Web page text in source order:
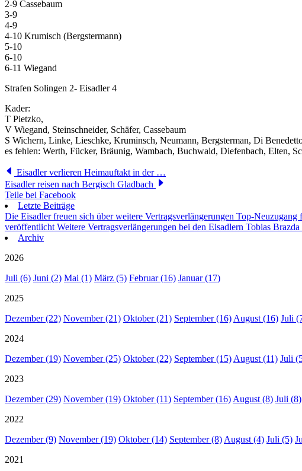
2-9 Cassebaum
3-9
4-9
4-10 Krumisch (Bergstermann)
5-10
6-10
6-11 Wiegand
Strafen Solingen 2- Eisadler 4
Kader:
T Pietzko,
V Wiegand, Steinschneider, Schäfer, Cassebaum
S Wichern, Linke, Lieschke, Kruminsch, Neumann, Bergsterman, Di
es fehlen: Werth, Fücker, Bräunig, Wambach, Buchwald, Diefenbach, Elten,
Eisadler verlieren Heimauftakt in der …
Eisadler reisen nach Bergisch Gladbach
Teile bei Facebook
Letzte Beiträge
Die Eisadler freuen sich über weitere Vertragsverlängerungen Top-Neuzugang
veröffentlicht Weitere Vertragsverlängerungen bei den Eisadlern Tobias
Archiv
2026
Juli (6) Juni (2) Mai (1) März (5) Februar (16) Januar (17)
2025
Dezember (22) November (21) Oktober (21) September (16) August (16) Juli
2024
Dezember (19) November (25) Oktober (22) September (15) August (11) Juli
2023
Dezember (29) November (19) Oktober (11) September (16) August (8) Juli (8)
2022
Dezember (9) November (19) Oktober (14) September (8) August (4) Juli (5)
2021